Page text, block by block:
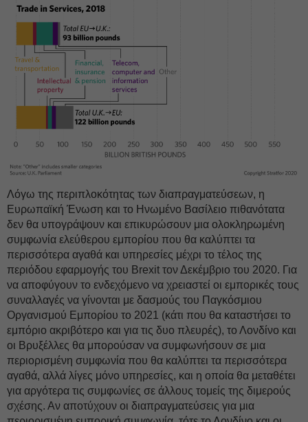
Λόγω της περιπλοκότητας των διαπραγματεύσεων, η
Ευρωπαϊκή Ένωση και το Ηνωμένο Βασίλειο πιθανότατα
δεν θα υπογράψουν και επικυρώσουν μια ολοκληρωμένη
συμφωνία ελεύθερου εμπορίου που θα καλύπτει τα
περισσότερα αγαθά και υπηρεσίες μέχρι το τέλος της
περιόδου εφαρμογής του Brexit τον Δεκέμβριο του 2020. Για
να αποφύγουν το ενδεχόμενο να χρειαστεί οι εμπορικές τους
συναλλαγές να γίνονται με δασμούς του Παγκόσμιου
Οργανισμού Εμπορίου το 2021 (κάτι που θα καταστήσει το
εμπόριο ακριβότερο και για τις δυο πλευρές), το Λονδίνο και
οι Βρυξέλλες θα μπορούσαν να συμφωνήσουν σε μια
περιορισμένη συμφωνία που θα καλύπτει τα περισσότερα
αγαθά, αλλά λίγες μόνο υπηρεσίες, και η οποία θα μεταθέτει
για αργότερα τις συμφωνίες σε άλλους τομείς της διμερούς
σχέσης. Αν αποτύχουν οι διαπραγματεύσεις για μια